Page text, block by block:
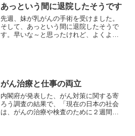
す。そして、実際に、社製...
あっという間に退院したそうです
先週、妹が乳がんの手術を受けました。
そして、あっという間に退院したそうで
す。早いな～と思ったけれど、よくよく
がん治療と仕事の両立
内閣府が発表した、がん対策に関する寄
ろう調査の結果で、「現在の日本の社会
は、がんの治療や検査のために２週間に